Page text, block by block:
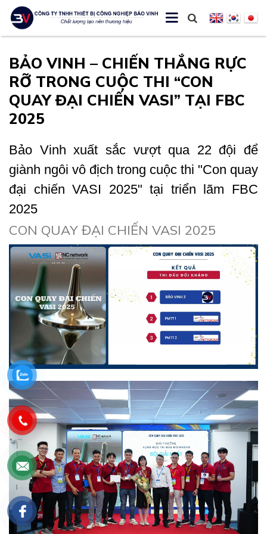
BẢO VINH – CHIẾN THẮNG RỰC
RỠ TRONG CUỘC THI “CON
QUAY ĐẠI CHIẾN VASI” TẠI FBC
2025
Bảo Vinh xuất sắc vượt qua 22 đội để
giành ngôi vô địch trong cuộc thi "Con quay
đại chiến VASI 2025"tại triển lãm FBC
2025
CON QUAY ĐẠI CHIẾN VASI 2025